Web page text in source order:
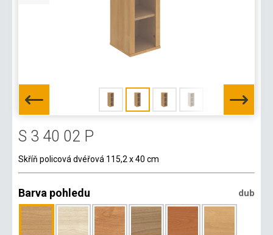
S 3 40 02 P
Skříň policová dvéřová 115,2 x 40 cm
Barva pohledu dub